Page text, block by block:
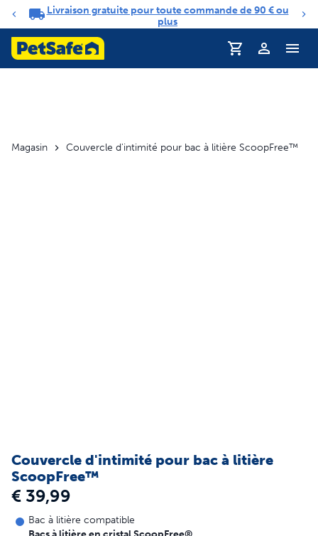
Carrousel de notifications
Livraison gratuite pour toute commande de 90 € ou
plus
Profil
Magasin Couvercle d'intimité pour bac à litière ScoopFree™
Couvercle d'intimité pour bac à litière
ScoopFree™
€ 39,99
Bac à litière compatible